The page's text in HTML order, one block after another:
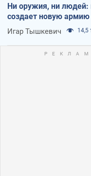
Ни оружия, ни людей:
создает новую армию
Игар Тышкевич 14,5